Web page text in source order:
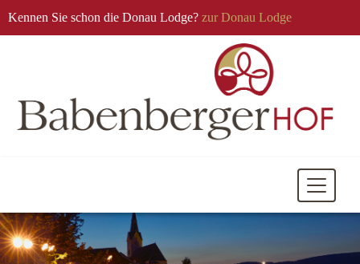
Kennen Sie schon die Donau Lodge? zur Donau Lodge
Mobile